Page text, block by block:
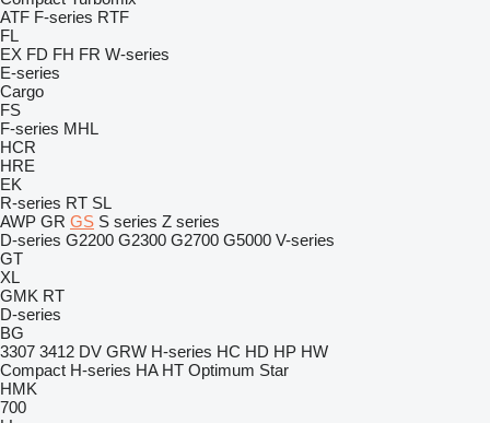
ATF F-series RTF
FL
EX FD FH FR W-series
E-series
Cargo
FS
F-series MHL
HCR
HRE
EK
R-series RT SL
AWP GR GS S series Z series
D-series G2200 G2300 G2700 G5000 V-series
GT
XL
GMK RT
D-series
BG
3307 3412 DV GRW H-series HC HD HP HW
Compact H-series HA HT Optimum Star
HMK
700